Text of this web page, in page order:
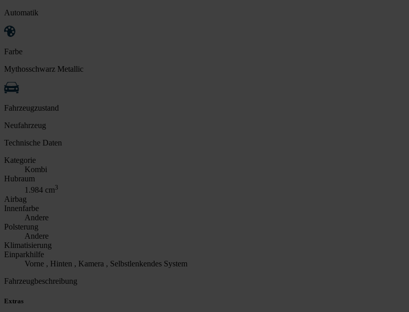
Automatik
Farbe
Mythosschwarz Metallic
Fahrzeugzustand
Neufahrzeug
Technische Daten
Kategorie
Kombi
Hubraum
1.984 cm3
Airbag
Innenfarbe
Andere
Polsterung
Andere
Klimatisierung
Einparkhilfe
Vorne , Hinten , Kamera , Selbstlenkendes System
Fahrzeugbeschreibung
Extras